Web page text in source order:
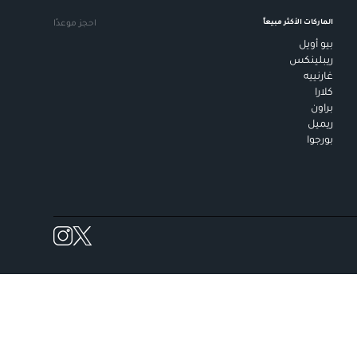
الماركات الأكثر مبيعاً
بيو أويل
ريبلينكس
غارنييه
كلارا
براون
ريميل
بورجوا
احجز موعدًا